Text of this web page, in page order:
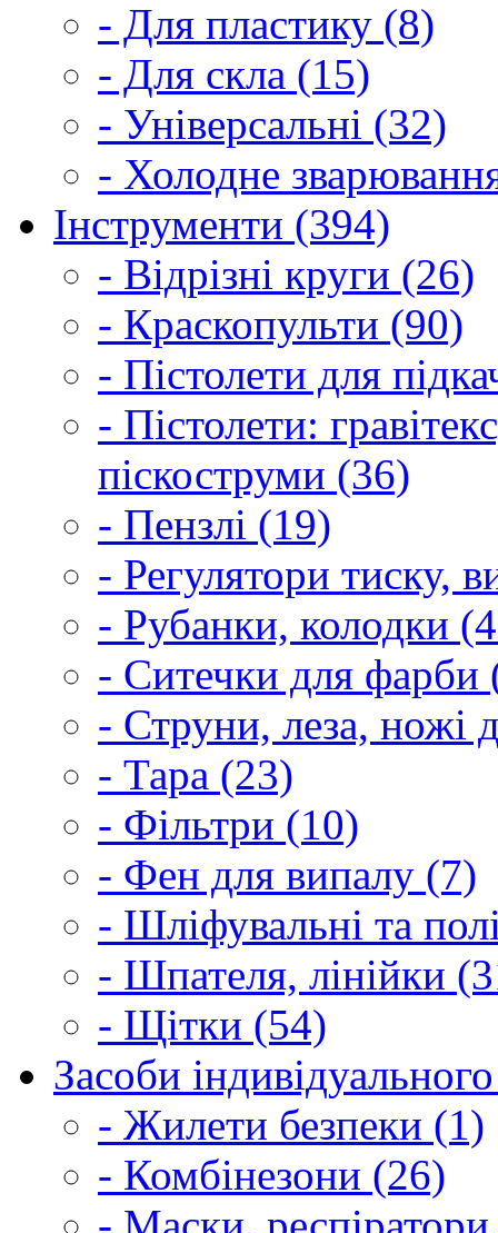
- Для пластику (8)
- Для скла (15)
- Універсальні (32)
- Холодне
Інструменти (394)
- Відрізні круги (26)
- Краскопульти (90)
- Пістолети для
- Пістолети:
піскоструми (36)
- Пензлі (19)
- Регулятори тиску,
- Рубанки, колодки
- Ситечки для фарби
- Струни, леза, ножі
- Тара (23)
- Фільтри (10)
- Фен для випалу (7)
- Шліфувальні та
- Шпателя, лінійки
- Щітки (54)
Засоби
- Жилети безпеки (1)
- Комбінезони (26)